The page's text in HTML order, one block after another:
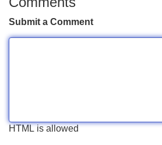
Submit a Comment
HTML is allowed